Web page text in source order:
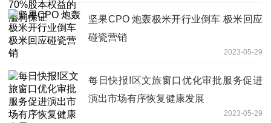
坚果CPO 炮轰极米开行业倒车 极米回应
碰瓷营销
2023-05-29
每日快报!区文旅窗口优化审批服务促进
演出市场有序恢复健康发展
2023-05-29